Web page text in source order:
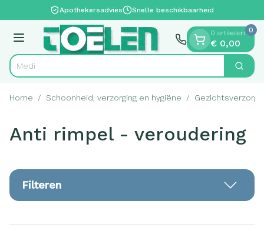
Ga naar de inhoudApothekersadvies Snelle beschikbaarheid
Menu
Product, merk, categorie...
V Zoek
0 artikelen
€ 0,00
0
Home / Schoonheid, verzorging en hygiëne /
Anti rimpel - veroudering
Filteren